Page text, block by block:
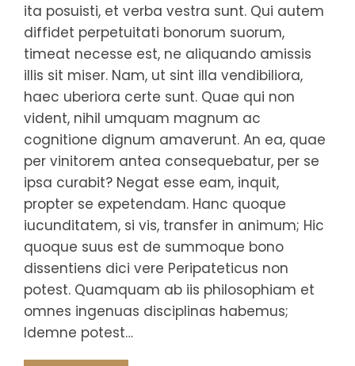
ita posuisti, et verba vestra sunt. Qui autem
diffidet perpetuitati bonorum suorum,
timeat necesse est, ne aliquando amissis
illis sit miser. Nam, ut sint illa vendibiliora,
haec uberiora certe sunt. Quae qui non
vident, nihil umquam magnum ac
cognitione dignum amaverunt. An ea, quae
per vinitorem antea consequebatur, per se
ipsa curabit? Negat esse eam, inquit,
propter se expetendam. Hanc quoque
iucunditatem, si vis, transfer in animum; Hic
quoque suus est de summoque bono
dissentiens dici vere Peripateticus non
potest. Quamquam ab iis philosophiam et
omnes ingenuas disciplinas habemus;
Idemne potest…